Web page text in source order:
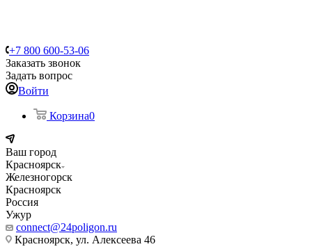
+7 800 600-53-06
Заказать звонок
Задать вопрос
Войти
Корзина0
Ваш город
Красноярск
Железногорск
Красноярск
Россия
Ужур
connect@24poligon.ru
Красноярск, ул. Алексеева 46